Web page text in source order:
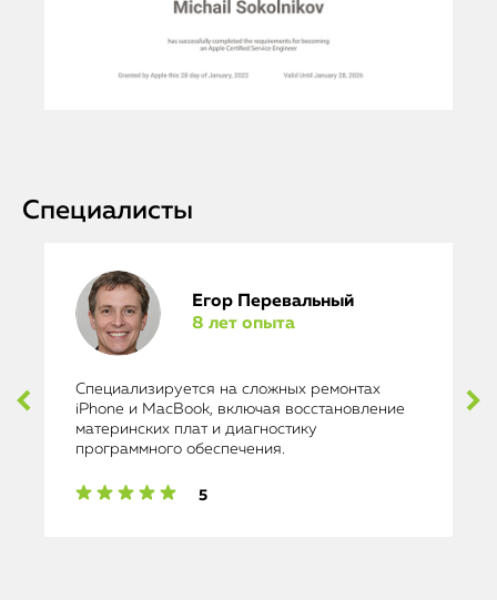
Специалисты
Егор Перевальный
8 лет опыта
Специализируется на сложных ремонтах
iPhone и MacBook, включая восстановление
материнских плат и диагностику
программного обеспечения.
5